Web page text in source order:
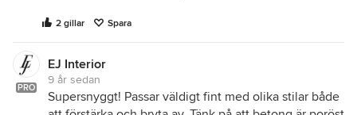
2 gillar Spara
PRO
EJ Interior
9 år sedan
Supersnyggt! Passar väldigt fint med olika stilar både